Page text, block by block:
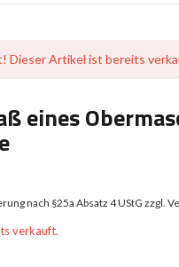
Dieser Artikel ist bereits
eines
nach §25a Absatz 4 UStGzzgl.
verkauft.